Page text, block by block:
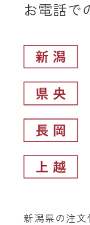
お電話で
新潟県の注